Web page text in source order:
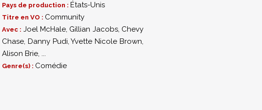
Pays de production : États-Unis
Titre en VO : Community
Avec : Joel McHale, Gillian Jacobs, Chevy
Chase, Danny Pudi,Yvette Nicole Brown,
Alison Brie, ...
Genre(s) : Comédie